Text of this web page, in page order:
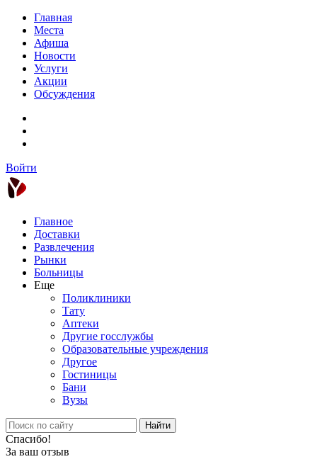
Главная
Места
Афиша
Новости
Услуги
Акции
Обсуждения
Войти
Главное
Доставки
Развлечения
Рынки
Больницы
Еще
Поликлиники
Тату
Аптеки
Другие госслужбы
Образовательные учреждения
Другое
Гостиницы
Бани
Вузы
Найти
Спасибо!
За ваш отзыв